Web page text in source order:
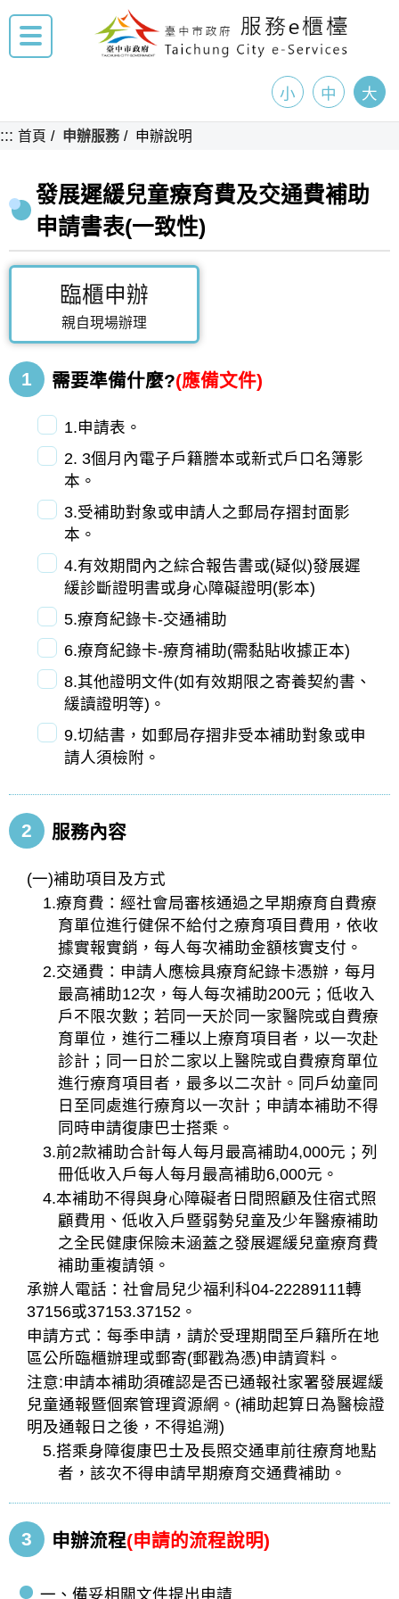
小 中 大
::: 首頁 申辦服務 申辦說明
發展遲緩兒童療育費及交通費補助
申請書表(一致性)
臨櫃申辦
親自現場辦理
1 需要準備什麼?(應備文件)
1.申請表。
2. 3個月內電子戶籍謄本或新式戶口名簿影
本。
3.受補助對象或申請人之郵局存摺封面影
本。
4.有效期間內之綜合報告書或(疑似)發展遲
緩診斷證明書或身心障礙證明(影本)
5.療育紀錄卡-交通補助
6.療育紀錄卡-療育補助(需黏貼收據正本)
8.其他證明文件(如有效期限之寄養契約書、
緩讀證明等)。
9.切結書，如郵局存摺非受本補助對象或申
請人須檢附。
2 服務內容
(一)補助項目及方式
1.療育費：經社會局審核通過之早期療育自費療
育單位進行健保不給付之療育項目費用，依收
據實報實銷，每人每次補助金額核實支付。
2.交通費：申請人應檢具療育紀錄卡憑辦，每月
最高補助12次，每人每次補助200元；低收入
戶不限次數；若同一天於同一家醫院或自費療
育單位，進行二種以上療育項目者，以一次赴
診計；同一日於二家以上醫院或自費療育單位
進行療育項目者，最多以二次計。同戶幼童同
日至同處進行療育以一次計；申請本補助不得
同時申請復康巴士搭乘。
3.前2款補助合計每人每月最高補助4,000元；列
冊低收入戶每人每月最高補助6,000元。
4.本補助不得與身心障礙者日間照顧及住宿式照
顧費用、低收入戶暨弱勢兒童及少年醫療補助
之全民健康保險未涵蓋之發展遲緩兒童療育費
補助重複請領。
承辦人電話：社會局兒少福利科04-22289111轉
37156或37153.37152。
申請方式：每季申請，請於受理期間至戶籍所在地
區公所臨櫃辦理或郵寄(郵戳為憑)申請資料。
注意:申請本補助須確認是否已通報社家署發展遲緩
兒童通報暨個案管理資源網。(補助起算日為醫檢證
明及通報日之後，不得追溯)
5.搭乘身障復康巴士及長照交通車前往療育地點
者，該次不得申請早期療育交通費補助。
3 申辦流程(申請的流程說明)
一、備妥相關文件提出申請